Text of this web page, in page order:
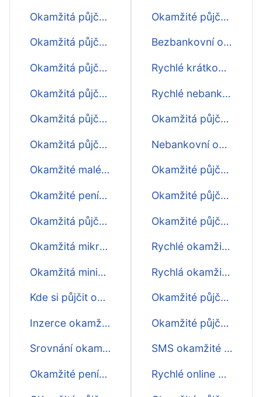
Okamžitá půjčka 7000
Okamžitá půjčka 8000
Okamžitá půjčka 9000
Okamžitá půjčka 10000
Okamžitá půjčka 15000
Okamžitá půjčka 20000
Okamžité malé půjčky
Okamžité peníze ihned na účet
Okamžitá půjčka do výplaty
Okamžitá mikropůjčka
Okamžitá minipůjčka
Kde si půjčit okamžitě peníze
Inzerce okamžitých půjček
Srovnání okamžitých půjček
Okamžité peníze do výplaty
Okamžité půjčky ještě dnes
Bezbankovní okamžité půjčky
Rychlé krátkodobé okamžité půjčky před výplatou
Rychlé nebankovní okamžité půjčky
Okamžitá půjčka do výplaty první zdarma
Nebankovní okamžité půjčky ihned na účet
Okamžité půjčky o víkendu ihned na účet
Okamžité půjčky online ihned na účet
Okamžité půjčky na OP
Rychlé okamžité půjčky na splátky
Rychlá okamžitá půjčka na splátky
Okamžité půjčky na účet ihned
Okamžité půjčky na účet ještě dnes
SMS okamžité půjčky ihned
Rychlé online okamžité půjčky